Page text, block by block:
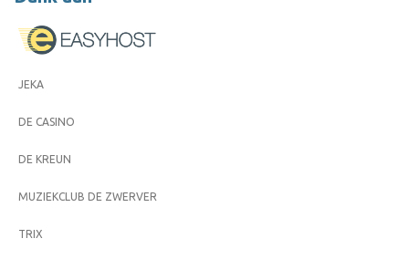
JEKA
DE CASINO
DE KREUN
MUZIEKCLUB DE ZWERVER
TRIX